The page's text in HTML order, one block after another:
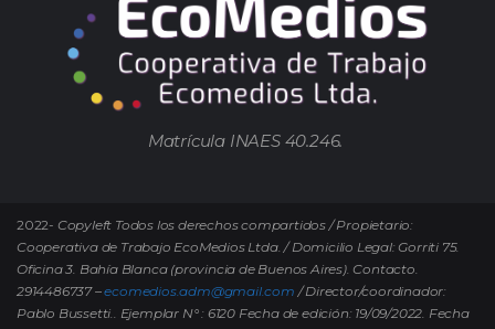
Matrícula INAES 40.246.
2022- Copyleft Todos los derechos compartidos / Propietario:
Cooperativa de Trabajo EcoMedios Ltda. / Domicilio Legal: Gorriti 75.
Oficina 3. Bahía Blanca (provincia de Buenos Aires). Contacto.
2914486737 –ecomedios.adm@gmail.com / Director/coordinador:
Pablo Bussetti.. Ejemplar N° : 6120 Fecha de edición: 19/09/2022. Fecha